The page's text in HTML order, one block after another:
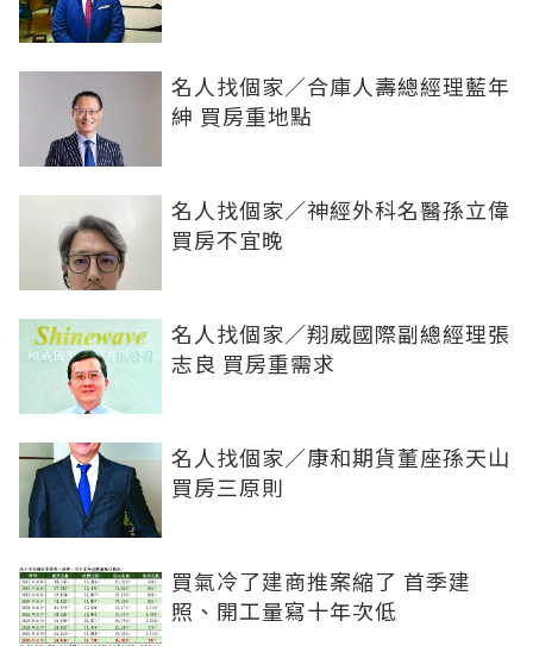
名人找個家／合庫人壽總經理藍年
紳 買房重地點
名人找個家／神經外科名醫孫立偉
買房不宜晚
名人找個家／翔威國際副總經理張
志良 買房重需求
名人找個家／康和期貨董座孫天山
買房三原則
買氣冷了建商推案縮了 首季建
照、開工量寫十年次低